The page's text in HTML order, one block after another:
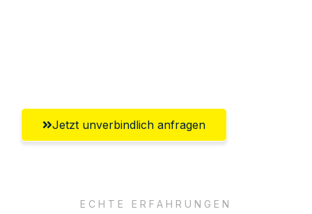
Jetzt unverbindlich anfragen
ECHTE ERFAHRUNGEN